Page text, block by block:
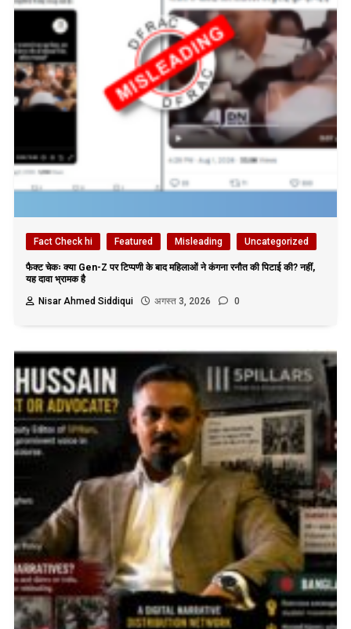
Fact Check hi Featured Misleading Uncategorized
फैक्ट चेकः क्या Gen-Z पर टिप्पणी के बाद महिलाओं ने कंगना रनौत की पिटाई की? नहीं,
यह दावा भ्रामक है
Nisar Ahmed Siddiqui
अगस्त 3, 2026 0